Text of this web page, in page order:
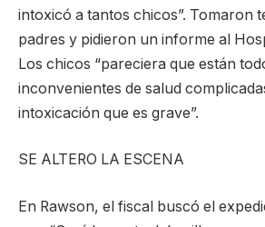
intoxicó a tantos chicos”. Tomaron
padres y pidieron un informe al
Los chicos “pareciera que están
inconvenientes de salud
intoxicación que es grave”.
SE ALTERO LA ESCENA
En Rawson, el fiscal buscó el